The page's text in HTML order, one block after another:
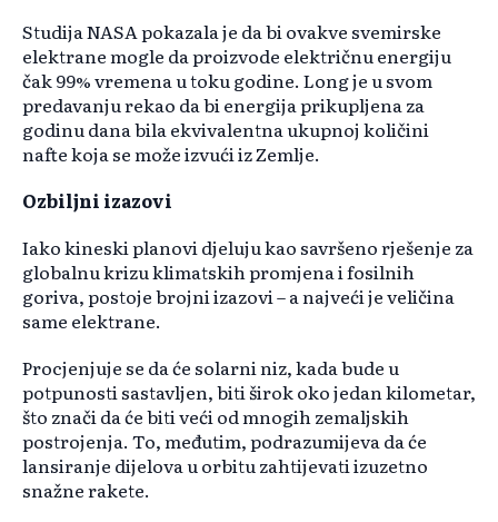
Studija NASA pokazala je da bi ovakve svemirske
elektrane mogle da proizvode električnu energiju
čak 99% vremena u toku godine. Long je u svom
predavanju rekao da bi energija prikupljena za
godinu dana bila ekvivalentna ukupnoj količini
nafte koja se može izvući iz Zemlje.
Ozbiljni izazovi
Iako kineski planovi djeluju kao savršeno rješenje za
globalnu krizu klimatskih promjena i fosilnih
goriva, postoje brojni izazovi – a najveći je veličina
same elektrane.
Procjenjuje se da će solarni niz, kada bude u
potpunosti sastavljen, biti širok oko jedan kilometar,
što znači da će biti veći od mnogih zemaljskih
postrojenja. To, međutim, podrazumijeva da će
lansiranje dijelova u orbitu zahtijevati izuzetno
snažne rakete.